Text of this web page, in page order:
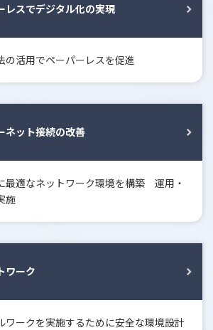
レスでデジタル化の実現
の活用でペーパーレスを促進
ネット接続の改善
最適なネットワーク環境を構築 運用・
施
ワーク
ワークを実施するために安全な環境設計